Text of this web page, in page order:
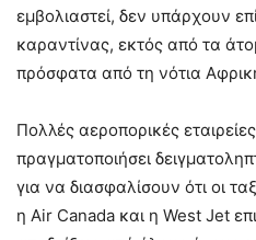
εμβολιαστεί, δεν υπάρχουν
καραντίνας, εκτός από τα
πρόσφατα από τη νότια
Πολλές αεροπορικές
πραγματοποιήσει
για να διασφαλίσουν ότι οι
η Air Canada και η West Jet